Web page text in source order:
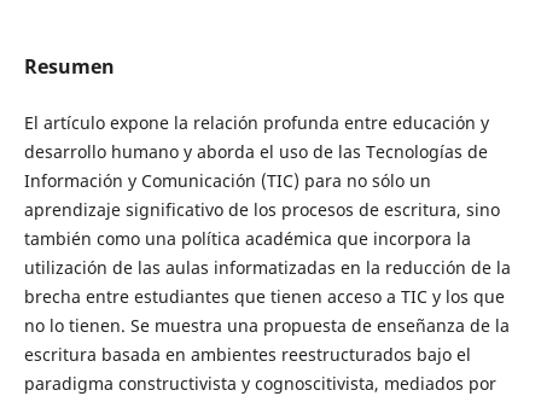
Resumen
El artículo expone la relación profunda entre educación y
desarrollo humano y aborda el uso de las Tecnologías de
Información y Comunicación (TIC) para no sólo un
aprendizaje significativo de los procesos de escritura, sino
también como una política académica que incorpora la
utilización de las aulas informatizadas en la reducción de la
brecha entre estudiantes que tienen acceso a TIC y los que
no lo tienen. Se muestra una propuesta de enseñanza de la
escritura basada en ambientes reestructurados bajo el
paradigma constructivista y cognoscitivista, mediados por